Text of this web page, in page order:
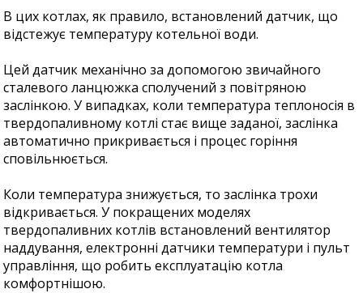
В цих котлах, як правило, встановлений датчик, що
відстежує температуру котельної води.
Цей датчик механічно за допомогою звичайного
сталевого ланцюжка сполучений з повітряною
заслінкою. У випадках, коли температура теплоносія в
твердопаливному котлі стає вище заданої, заслінка
автоматично прикривається і процес горіння
сповільнюється.
Коли температура знижується, то заслінка трохи
відкривається. У покращених моделях
твердопаливних котлів встановлений вентилятор
наддування, електронні датчики температури і пульт
управління, що робить експлуатацію котла
комфортнішою.